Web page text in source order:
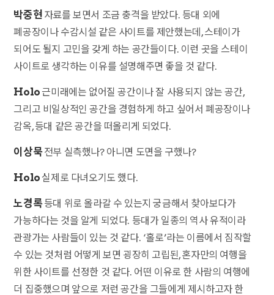
박중현 자료를 보면서 조금 충격을 받았다. 등대 외에
폐공장이나 수감시설 같은 사이트를 제안했는데, 스테이가
되어도 될지 고민을 갖게 하는 공간들이다. 이런 곳을 스테이
사이트로 생각하는 이유를 설명해주면 좋을 것 같다.
Holo 근미래에는 없어질 공간이나 잘 사용되지 않는 공간,
그리고 비일상적인 공간을 경험하게 하고 싶어서 폐공장이나
감옥, 등대 같은 공간을 떠올리게 되었다.
이상묵전부 실측했나? 아니면 도면을 구했나?
Holo실제로 다녀오기도 했다.
노경록등대 위로 올라갈 수 있는지 궁금해서 찾아보다가
가능하다는 것을 알게 되었다. 등대가 일종의 역사 유적이라
관광가는 사람들이 있는 것 같다. ‘홀로’라는 이름에서 짐작할
수 있는 것처럼 어떻게 보면 굉장히 고립된, 혼자만의 여행을
위한 사이트를 선정한 것 같다. 어떤 이유로 한 사람의 여행에
더 집중했으며 앞으로 저런 공간을 그들에게 제시하고자 한